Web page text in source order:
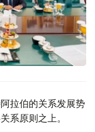
拉伯的关系发展势
系原则之上。